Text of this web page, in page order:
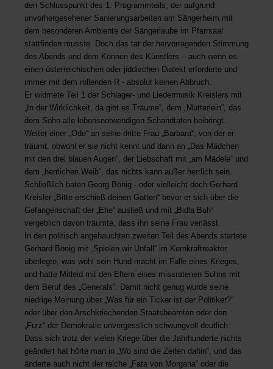
den Schlusspunkt des 1. Programmteils, der aufgrund
unvorhergesehener Sanierungsarbeiten am Sängerheim mit
dem besonderen Ambiente der Sängerlaube im Pfarrsaal
stattfinden musste. Doch das tat der hervorragenden Stimmung
des Abends und dem Können des Künstlers – auch wenn es
einen österreichischen oder jiddischen Dialekt erforderte und
immer mit dem rollenden R - absolut keinen Abbruch.
Er widmete Teil 1 der Schlager- und Liedermusik Kreislers mit
„In der Wirklichkeit, da gibt es Träume“, dem „Mütterlein“, das
dem Sohn alle lebensnotwendigen Schandtaten beibringt.
Weiter einer „Ode“ an seine dritte Frau „Barbara“, von der er
träumt, obwohl er sie nicht kennt und dann an „Das Mädchen
mit den drei blauen Augen“, der Liebschaft mit „am Mädele“ und
dem „herrlichen Weib“, das nichts kann außer herrlich sein.
Schließlich baten Georg Bönig - oder vielleicht doch Gerhard
Kreisler „Bitte erschieß deinen Gatten“ bevor er sich über die
Gefangenschaft der „Ehe“ ausließ und mit „Bidla Buh“
vergeblich davon träumte, dass ihn seine Frau verlässt.
In den politisch angehauchten zweiten Teil des Abends startete
Gerhard Bönig mit „Spielen wir Unfall“ im Kernkraftreaktor,
überlegte, was wohl sein Hund macht im Falle eines Krieges,
und hatte Mitleid mit den Eltern eines missratenen Sohns mit
dem Beruf des „Generals“. Damit nicht genug wurde seine
niedrige Meinung über „Was für ein Ticker ist der Politiker?“
oder über den Arschkriechenden Staatsbeamten oder den
„Furz“ der Demokratie unvergesslich schwungvoll deutlich.
Dass sich trotz der vielen Kriege über die Jahrhunderte nichts
geändert hat hörte man in „Wo sind die Zeiten dahin“, und das
änderte auch nicht der reiche „Fata von Morgana“ oder die